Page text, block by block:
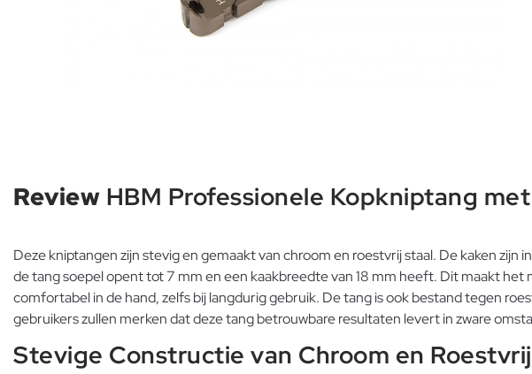
Review HBM Professionele Kopkniptang
Deze kniptangen zijn stevig en gemaakt van chroom en roestvrij staal. De kaken
de tang soepel opent tot 7 mm en een kaakbreedte van 18 mm heeft. Dit maakt
comfortabel in de hand, zelfs bij langdurig gebruik. De tang is ook bestand tegen
gebruikers zullen merken dat deze tang betrouwbare resultaten levert in zware
Stevige Constructie van Chroom en